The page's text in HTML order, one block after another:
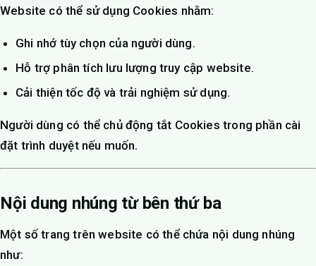
Website có thể sử dụng Cookies nhằm:
Ghi nhớ tùy chọn của người dùng.
Hỗ trợ phân tích lưu lượng truy cập website.
Cải thiện tốc độ và trải nghiệm sử dụng.
Người dùng có thể chủ động tắt Cookies trong phần cài
đặt trình duyệt nếu muốn.
Nội dung nhúng từ bên thứ ba
Một số trang trên website có thể chứa nội dung nhúng
như: